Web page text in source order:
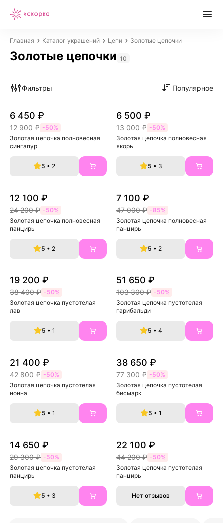
Главная Каталог украшений Цепи Золотые цепочки
Золотые цепочки 10
Фильтры Популярное
6 450 ₽
12 900 ₽ -50%
Золотая цепочка полновесная
сингапур
5 • 2
6 500 ₽
13 000 ₽ -50%
Золотая цепочка полновесная
якорь
5 • 3
12 100 ₽
24 200 ₽ -50%
Золотая цепочка полновесная
панцирь
5 • 2
7 100 ₽
47 000 ₽ -85%
Золотая цепочка полновесная
панцирь
5 • 2
19 200 ₽
38 400 ₽ -50%
Золотая цепочка пустотелая
лав
5 • 1
51 650 ₽
103 300 ₽ -50%
Золотая цепочка пустотелая
гарибальди
5 • 4
21 400 ₽
42 800 ₽ -50%
Золотая цепочка пустотелая
нонна
5 • 1
38 650 ₽
77 300 ₽ -50%
Золотая цепочка пустотелая
бисмарк
5 • 1
14 650 ₽
29 300 ₽ -50%
Золотая цепочка пустотелая
панцирь
5 • 3
22 100 ₽
44 200 ₽ -50%
Золотая цепочка пустотелая
панцирь
Нет отзывов